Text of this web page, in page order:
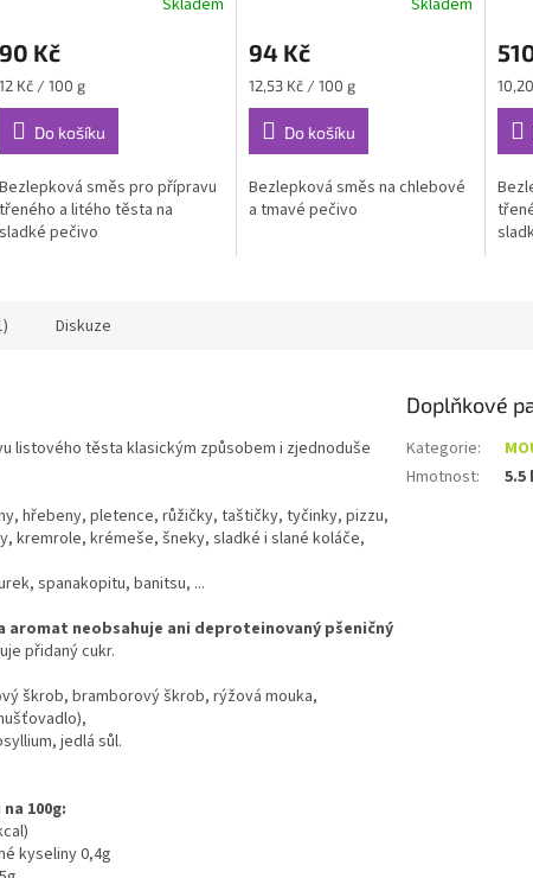
Skladem
90 Kč
Měrná
cena:
12 Kč / 100 g
Do košíku
Bezlepková směs pro přípravu
třeného a litého těsta na
sladké pečivo
Skladem
94 Kč
Měrná
cena:
12,53 Kč / 100 g
Do košíku
Bezlepková směs na chlebové
a tmavé pečivo
cena:
Diskuze
listového těsta klasickým způsobem i zjednoduše
hřebeny, pletence, růžičky, taštičky, tyčinky, pizzu,
kremrole, krémeše, šneky, sladké i slané koláče,
spanakopitu, banitsu, ...
aromat neobsahuje ani deproteinovaný pšeničný
přidaný cukr.
škrob, bramborový škrob, rýžová mouka,
jedlá sůl.
100g:
kyseliny 0,4g
Doplňkové
Kategorie:
Hmotnost: 5.5